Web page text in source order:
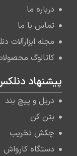
درباره ما
تماس با ما
مجله ابزارآلات
کاتالوگ
پیشنهاد
دریل و پیچ بند
بتن کن
چکش تخریب
دستگاه کارواش